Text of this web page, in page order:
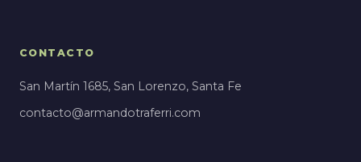
CONTACTO
San Martín 1685, San Lorenzo, Santa Fe
contacto@armandotraferri.com